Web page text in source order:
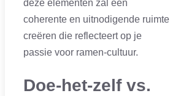
deze elementen zal een
coherente en uitnodigende ruimte
creëren die reflecteert op je
passie voor ramen-cultuur.
Doe-het-zelf vs.